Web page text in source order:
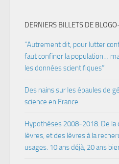
DERNIERS BILLETS DE
“Autrement dit, pour lutter
faut confiner la population…
les données scientifiques”
Des nains sur les épaules de
science en France
Hypothèses 2008-2018. De la
lèvres, et des lèvres à la
usages. 10 ans déjà, 20 ans